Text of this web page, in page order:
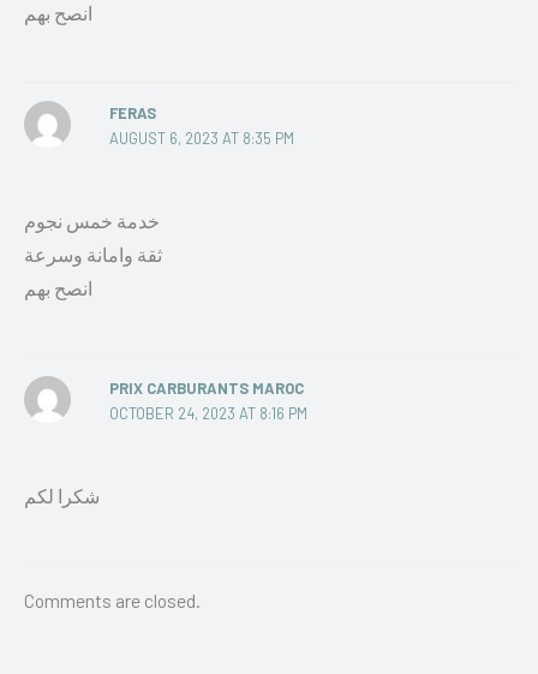
انصح بهم
FERAS
AUGUST 6, 2023 AT 8:35 PM
خدمة خمس نجوم
ثقة وامانة وسرعة
انصح بهم
PRIX CARBURANTS MAROC
OCTOBER 24, 2023 AT 8:16 PM
شكرا لكم
Comments are closed.